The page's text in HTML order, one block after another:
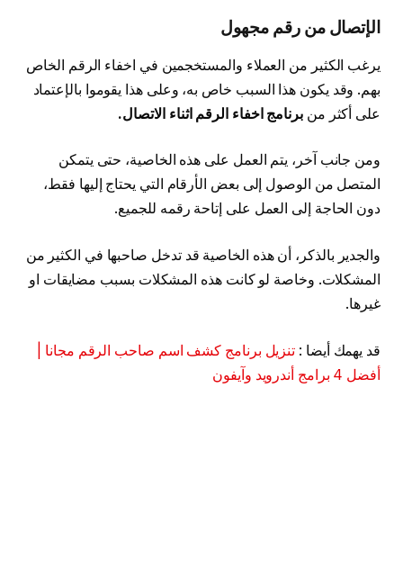
الإتصال من رقم مجهول
يرغب الكثير من العملاء والمستخجمين في اخفاء الرقم الخاص
بهم. وقد يكون هذا السبب خاص به، وعلى هذا يقوموا بالإعتماد
على أكثر منبرنامج اخفاء الرقم اثناء الاتصال.
ومن جانب آخر، يتم العمل على هذه الخاصية، حتى يتمكن
المتصل من الوصول إلى بعض الأرقام التي يحتاج إليها فقط،
دون الحاجة إلى العمل على إتاحة رقمه للجميع.
والجدير بالذكر، أن هذه الخاصية قد تدخل صاحبها في الكثير من
المشكلات. وخاصة لو كانت هذه المشكلات بسبب مضايقات او
غيرها.
قد يهمك أيضا : تنزيل برنامج كشف اسم صاحب الرقم مجانا |
أفضل 4 برامج أندرويد وآيفون